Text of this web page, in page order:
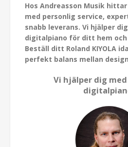
Hos Andreasson Musik hittar
med personlig service,
snabb leverans. Vi hjälper
digitalpiano för ditt hem
Beställ ditt Roland KIYOLA
perfekt balans mellan
Vi hjälper dig